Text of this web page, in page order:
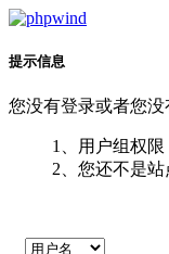
提示信息
您没有登录或者您
1、用户组权
2、您还不是